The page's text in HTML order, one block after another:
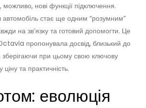
нові функції підключення.
автомобіль стає ще одним “розумним”
на зв’язку та готовий допомогти. Це
пропонувала досвід, близький до
при цьому свою ключову
та практичність.
еволюція